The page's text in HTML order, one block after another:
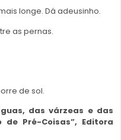
longe. Dá adeusinho.
as pernas.
de sol.
das várzeas e das
Pré-Coisas”, Editora